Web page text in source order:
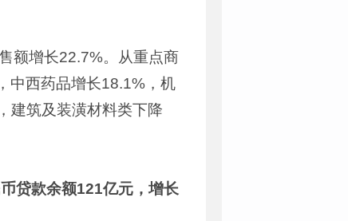
额增长22.7%。从重点商
中西药品增长18.1%，机
建筑及装潢材料类下降
贷款余额121亿元，增长